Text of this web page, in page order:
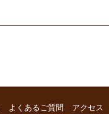
よくあるご質問 アクセス